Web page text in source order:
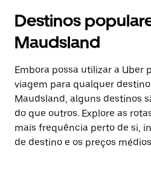
Destinos
Maudsland
Embora possa utilizar a Uber
viagem para qualquer
Maudsland, alguns destinos
do que outros. Explore as
mais frequência perto de si,
de destino e os preços